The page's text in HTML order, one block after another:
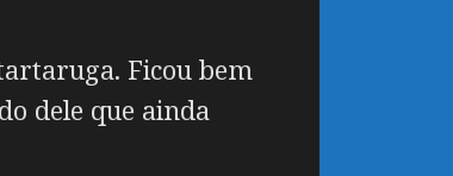
Ficou bem
dele que ainda